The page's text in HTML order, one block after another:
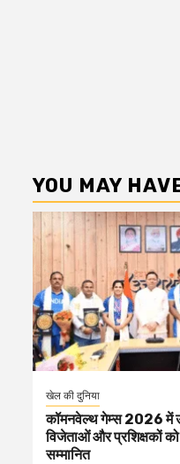
YOU MAY
खेल की दुनिया
कॉमनवेल्थ गेम्स 2026 में
विजेताओं और प्रशिक्षकों को
सम्मानित